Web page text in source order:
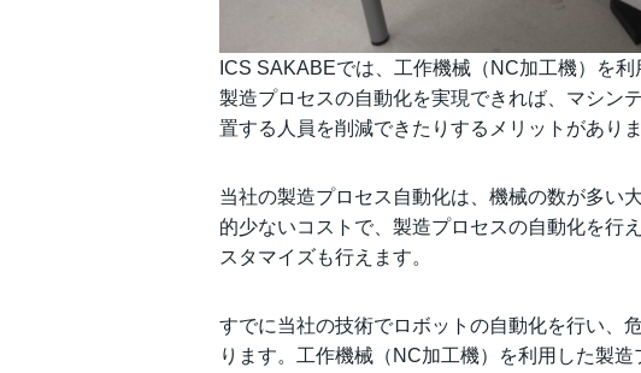
ICS SAKABEでは、工作機械（NC加工機）を
製造プロセスの自動化を実現できれば、マシン
置する人員を削減できたりするメリットがありま
当社の製造プロセス自動化は、機械の数が多い
的少ないコストで、製造プロセスの自動化を行
スタマイズも行えます。
すでに当社の技術でロボットの自動化を行い、
ります。工作機械（NC加工機）を利用した製